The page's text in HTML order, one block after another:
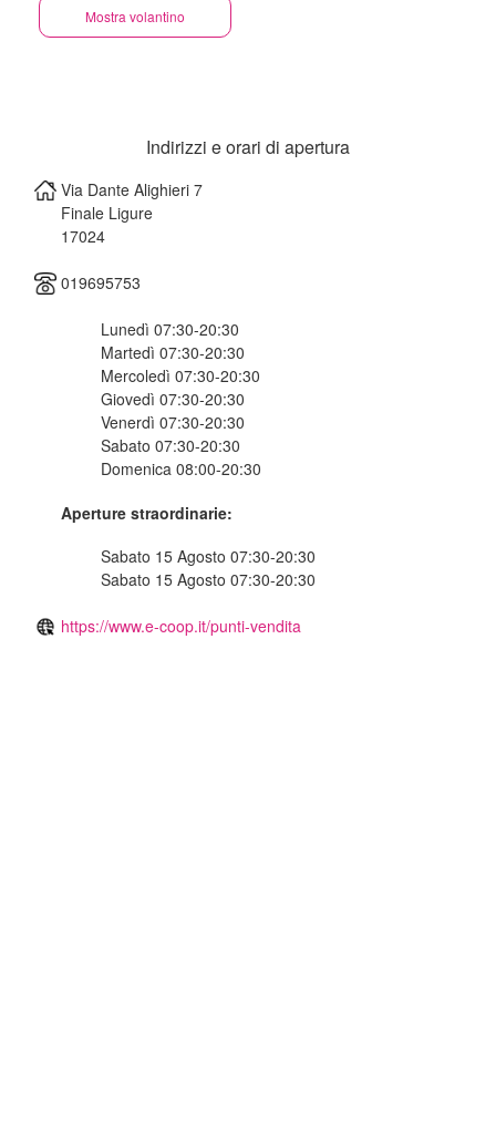
Mostra volantino
Indirizzi e orari di apertura
Via Dante Alighieri 7
Finale Ligure
17024
019695753
Lunedì 07:30-20:30
Martedì 07:30-20:30
Mercoledì 07:30-20:30
Giovedì 07:30-20:30
Venerdì 07:30-20:30
Sabato 07:30-20:30
Domenica 08:00-20:30
Aperture straordinarie:
Sabato 15 Agosto 07:30-20:30
Sabato 15 Agosto 07:30-20:30
https://www.e-coop.it/punti-vendita